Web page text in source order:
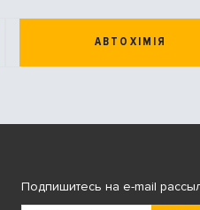
АВТОХІМІЯ
Подпишитесь на e-mail